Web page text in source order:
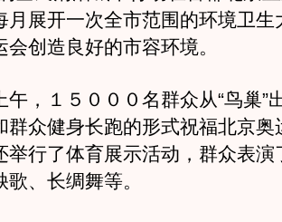
月展开一次全市范围的环境卫生
创造良好的市容环境。
１５０００名群众从“鸟巢”
群众健身长跑的形式祝福北京奥
举行了体育展示活动，群众表演
、长绸舞等。